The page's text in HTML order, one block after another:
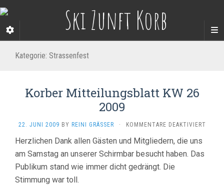
Kategorie: Strassenfest
Korber Mitteilungsblatt KW 26
2009
22. JUNI 2009 BY REINI GRÄSSER · KOMMENTARE DEAKTIVIERT
Herzlichen Dank allen Gästen und Mitgliedern, die uns
am Samstag an unserer Schirmbar besucht haben. Das
Publikum stand wie immer dicht gedrängt. Die
Stimmung war toll.